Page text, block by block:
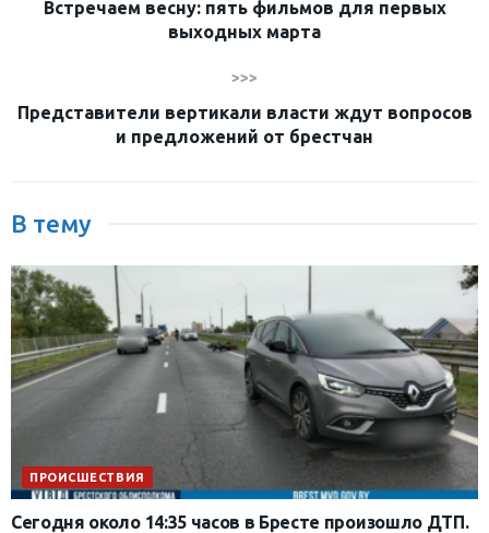
Встречаем весну: пять фильмов для первых
выходных марта
>>>
Представители вертикали власти ждут вопросов
и предложений от брестчан
В тему
ПРОИСШЕСТВИЯ
Сегодня около 14:35 часов в Бресте произошло ДТП.